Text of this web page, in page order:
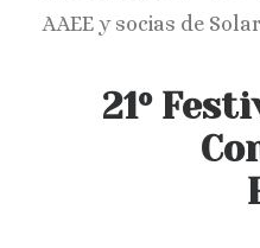
AAEE y socias de
21º